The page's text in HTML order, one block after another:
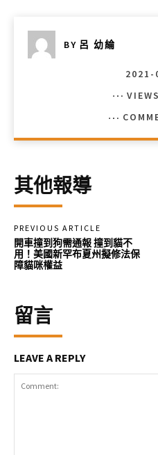
BY 呂 幼綸
2021-
VIEWS
其他報導
PREVIOUS ARTICLE
開車撞到狗需通報 撞到貓不
用！美國新罕布夏州擬修法保
障貓咪權益
留言
LEAVE A REPLY